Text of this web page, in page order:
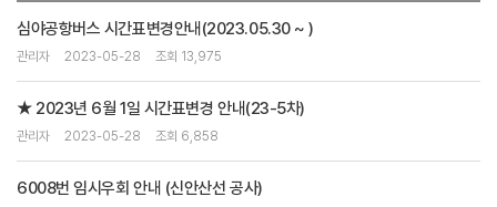
심야공항버스 시간표변경안내(2023.05.30 ~ )
관리자 2023-05-28 조회 13,975
★ 2023년 6월 1일 시간표변경 안내(23-5차)
관리자 2023-05-28 조회 6,858
6008번 임시우회 안내 (신안산선 공사)